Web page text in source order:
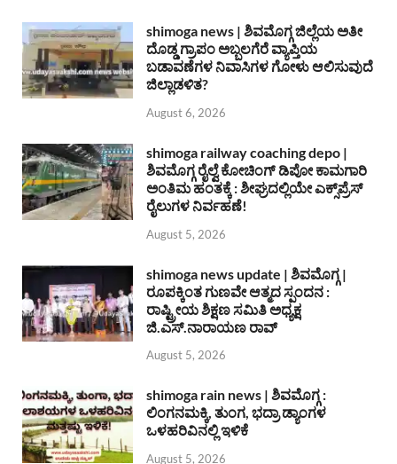
shimoga news | ಶಿವಮೊಗ್ಗ ಜಿಲ್ಲೆಯ ಅತೀ
ದೊಡ್ಡ ಗ್ರಾಪಂ ಅಬ್ಬಲಗೆರೆ ವ್ಯಾಪ್ತಿಯ
ಬಡಾವಣೆಗಳ ನಿವಾಸಿಗಳ ಗೋಳು ಆಲಿಸುವುದೆ
ಜಿಲ್ಲಾಡಳಿತ?
August 6, 2026
shimoga railway coaching depo |
ಶಿವಮೊಗ್ಗ ರೈಲ್ವೆ ಕೋಚಿಂಗ್ ಡಿಪೋ ಕಾಮಗಾರಿ
ಅಂತಿಮ ಹಂತಕ್ಕೆ : ಶೀಘ್ರದಲ್ಲಿಯೇ ಎಕ್ಸ್‌ಪ್ರೆಸ್
ರೈಲುಗಳ ನಿರ್ವಹಣೆ!
August 5, 2026
shimoga news update | ಶಿವಮೊಗ್ಗ |
ರೂಪಕ್ಕಿಂತ ಗುಣವೇ ಆತ್ಮದ ಸ್ಪಂದನ :
ರಾಷ್ಟ್ರೀಯ ಶಿಕ್ಷಣ ಸಮಿತಿ ಅಧ್ಯಕ್ಷ
ಜಿ.ಎಸ್.ನಾರಾಯಣ ರಾವ್
August 5, 2026
shimoga rain news | ಶಿವಮೊಗ್ಗ :
ಲಿಂಗನಮಕ್ಕಿ, ತುಂಗ, ಭದ್ರಾ ಡ್ಯಾಂಗಳ
ಒಳಹರಿವಿನಲ್ಲಿ ಇಳಿಕೆ
August 5, 2026